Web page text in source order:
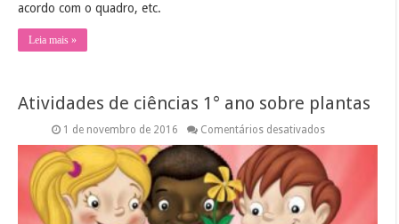
acordo com o quadro, etc.
Leia mais »
Atividades de ciências 1° ano sobre plantas
1 de novembro de 2016 Comentários desativadosem
ciências
1°
ano
sobre
plantas